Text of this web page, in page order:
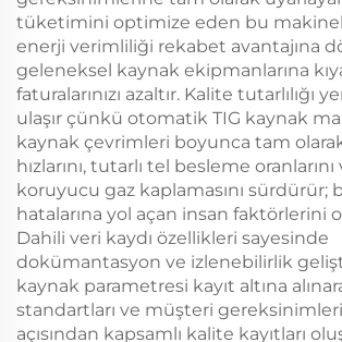
tüketimini optimize eden bu
enerji verimliliği rekabet avantajına
geleneksel kaynak ekipmanlarına
faturalarınızı azaltır. Kalite tutarlılığı
ulaşır çünkü otomatik TIG kaynak
kaynak çevrimleri boyunca tam
hızlarını, tutarlı tel besleme
koruyucu gaz kaplamasını sürdürür;
hatalarına yol açan insan faktörlerini
Dahili veri kaydı özellikleri sayesinde
dokümantasyon ve izlenebilirlik
kaynak parametresi kayıt altına
standartları ve müşteri
açısından kapsamlı kalite kayıtları